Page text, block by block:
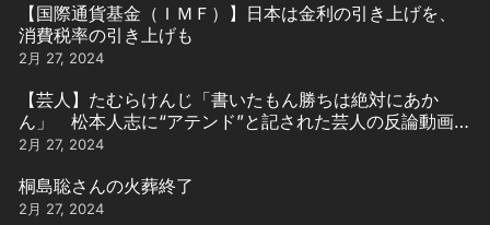
【国際通貨基金（ＩＭＦ）】日本は金利の引き上げを、
消費税率の引き上げも
2月 27, 2024
【芸人】たむらけんじ「書いたもん勝ちは絶対にあか
ん」 松本人志に“アテンド”と記された芸人の反論動画引
用
2月 27, 2024
桐島聡さんの火葬終了
2月 27, 2024